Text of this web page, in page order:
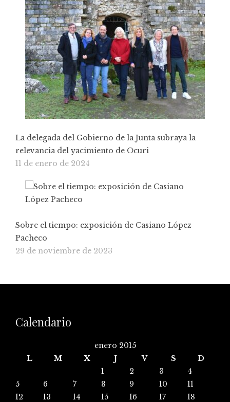
La delegada del Gobierno de la Junta subraya la
relevancia del yacimiento de Ocuri
11 de enero de 2024
Sobre el tiempo: exposición de Casiano López
Pacheco
29 de noviembre de 2023
Calendario
enero 2015
L
M X J V S
D
1
2 3
4
5
6 7 8 9 10
11
12
13 14 15 16 17
18